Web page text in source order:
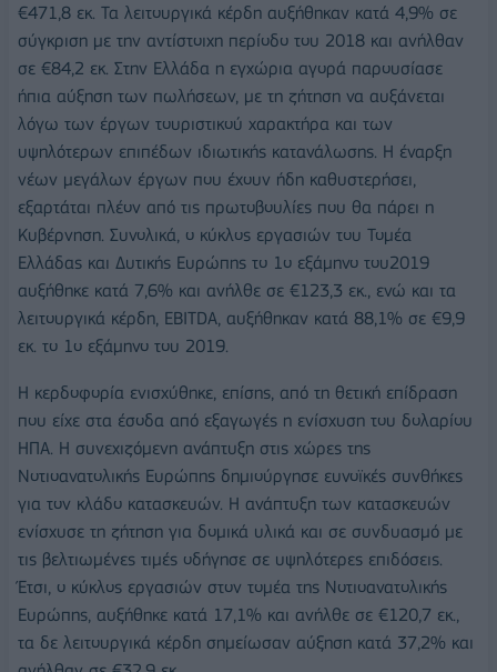
€471,8 εκ. Τα λειτουργικά κέρδη αυξήθηκαν κατά 4,9% σε
σύγκριση με την αντίστοιχη περίοδο του 2018 και ανήλθαν
σε €84,2 εκ. Στην Ελλάδα η εγχώρια αγορά παρουσίασε
ήπια αύξηση των πωλήσεων, με τη ζήτηση να αυξάνεται
λόγω των έργων τουριστικού χαρακτήρα και των
υψηλότερων επιπέδων ιδιωτικής κατανάλωσης. Η έναρξη
νέων μεγάλων έργων που έχουν ήδη καθυστερήσει,
εξαρτάται πλέον από τις πρωτοβουλίες που θα πάρει η
Κυβέρνηση. Συνολικά, ο κύκλος εργασιών του Τομέα
Ελλάδας και Δυτικής Ευρώπης το 1ο εξάμηνο του2019
αυξήθηκε κατά 7,6% και ανήλθε σε €123,3 εκ., ενώ και τα
λειτουργικά κέρδη, EBITDA, αυξήθηκαν κατά 88,1% σε €9,9
εκ. το 1ο εξάμηνο του 2019.
Η κερδοφορία ενισχύθηκε, επίσης, από τη θετική επίδραση
που είχε στα έσοδα από εξαγωγές η ενίσχυση του δολαρίου
ΗΠΑ. Η συνεχιζόμενη ανάπτυξη στις χώρες της
Νοτιοανατολικής Ευρώπης δημιούργησε ευνοϊκές συνθήκες
για τον κλάδο κατασκευών. Η ανάπτυξη των κατασκευών
ενίσχυσε τη ζήτηση για δομικά υλικά και σε συνδυασμό με
τις βελτιωμένες τιμές οδήγησε σε υψηλότερες επιδόσεις.
Έτσι, ο κύκλος εργασιών στον τομέα της Νοτιοανατολικής
Ευρώπης, αυξήθηκε κατά 17,1% και ανήλθε σε €120,7 εκ.,
τα δε λειτουργικά κέρδη σημείωσαν αύξηση κατά 37,2% και